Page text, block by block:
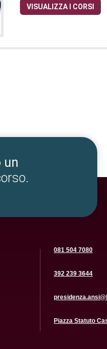
VISUALIZZA I CORSI
un
081 504 7080
392 239 3644
Piazza Statuto